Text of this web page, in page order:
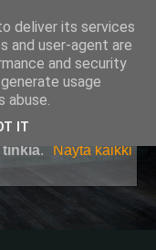
tinkiä.
Näytä kaikki
deliver its services
and user-agent are
and security
usage
abuse.
IT